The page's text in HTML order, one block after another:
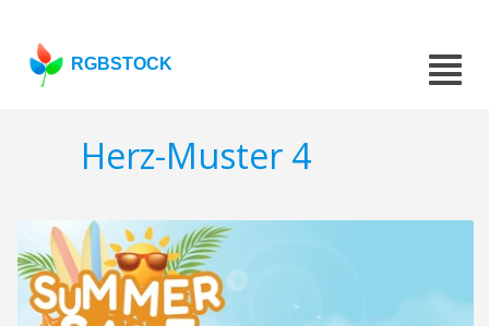
RGBSTOCK
Herz-Muster 4